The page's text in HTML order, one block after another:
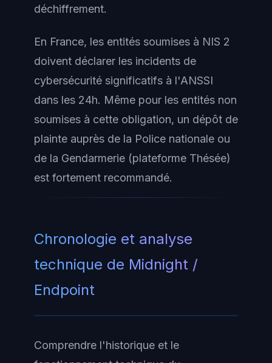
déchiffrement.
En France, les entités soumises à NIS 2
doivent déclarer les incidents de
cybersécurité significatifs à l'ANSSI
dans les 24h. Même pour les entités non
soumises à cette obligation, un dépôt de
plainte auprès de la Police nationale ou
de la Gendarmerie (plateforme Thésée)
est fortement recommandé.
Chronologie et analyse
technique de Midnight /
Endpoint
Comprendre l'historique et le